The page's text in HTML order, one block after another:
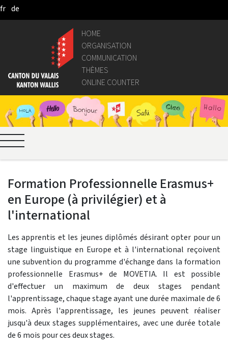
Skip to Main Content
fr de
HOME
ORGANISATION
COMMUNICATION
THÈMES
ONLINE COUNTER
Formation Professionnelle Erasmus+
en Europe (à privilégier) et à
l'international
Les apprentis et les jeunes diplômés désirant opter pour un
stage linguistique en Europe et à l'international reçoivent
une subvention du programme d'échange dans la formation
professionnelle Erasmus+ de MOVETIA. Il est possible
d'effectuer un maximum de deux stages pendant
l'apprentissage, chaque stage ayant une durée maximale de 6
mois. Après l'apprentissage, les jeunes peuvent réaliser
jusqu'à deux stages supplémentaires, avec une durée totale
de 6 mois pour ces deux stages.